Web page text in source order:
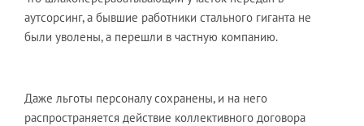
аутсорсинг, а бывшие работники стального гиганта не
были уволены, а перешли в частную компанию.
Даже льготы персоналу сохранены, и на него
распространяется действие коллективного договора